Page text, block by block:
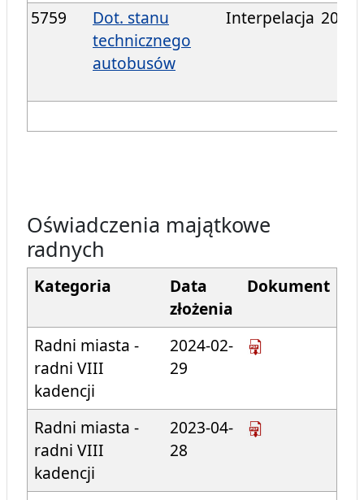
5759
Dot. stanu
technicznego
autobusów
Interpelacja
Oświadczenia majątkowe
radnych
Kategoria
Data
złożenia
Dokument
Radni miasta -
radni VIII
kadencji
2024-02-
29
Radni miasta -
radni VIII
kadencji
2023-04-
28